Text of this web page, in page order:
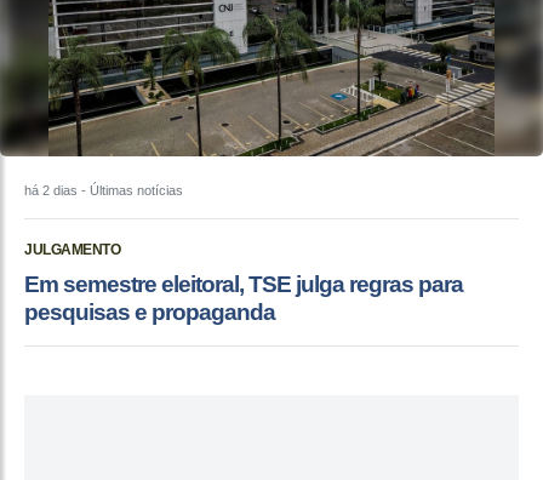
há 2 dias - Últimas notícias
JULGAMENTO
Em semestre eleitoral, TSE julga regras para
pesquisas e propaganda